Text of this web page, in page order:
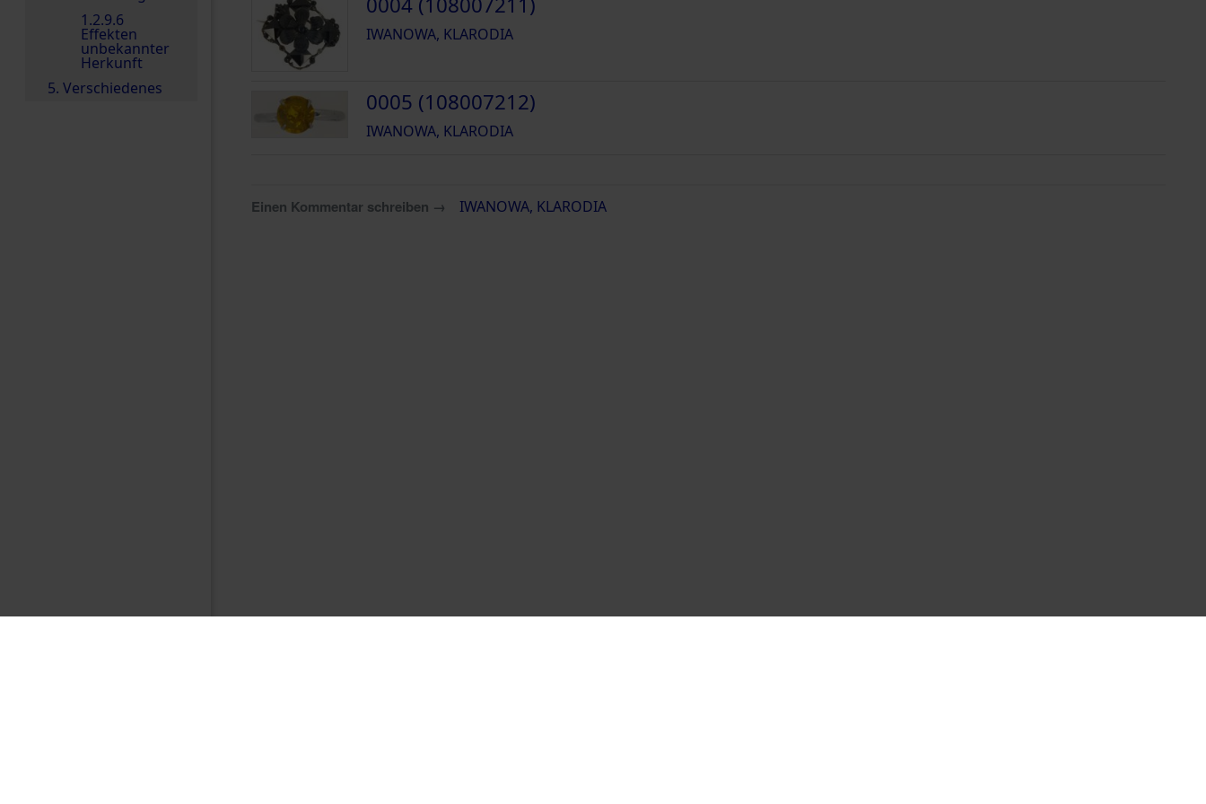
1.2.9.6
Effekten
unbekannter
Herkunft
5. Verschiedenes
IWANOWA, KLARODIA
0005 (108007212)
IWANOWA, KLARODIA
Einen Kommentar schreiben → IWANOWA, KLARODIA